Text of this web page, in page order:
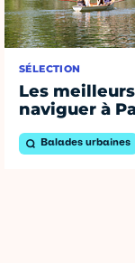
SÉLECTION
Les
naviguer à
Balades urbaines